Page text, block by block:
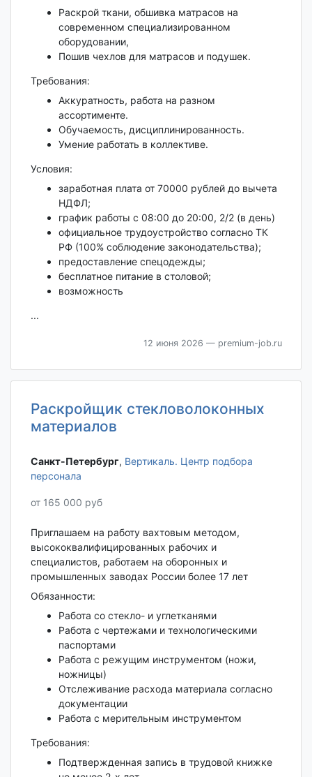
Раскрой ткани, обшивка матрасов на
современном специализированном
оборудовании,
Пошив чехлов для матрасов и подушек.
Требования:
Аккуратность, работа на разном
ассортименте.
Обучаемость, дисциплинированность.
Умение работать в коллективе.
Условия:
заработная плата от 70000 рублей до вычета
НДФЛ;
график работы с 08:00 до 20:00, 2/2 (в день)
официальное трудоустройство согласно ТК
РФ (100% соблюдение законодательства);
предоставление спецодежды;
бесплатное питание в столовой;
возможность
...
12 июня 2026 — premium-job.ru
Раскройщик стекловолоконных
материалов
Санкт-Петербург‎, Вертикаль. Центр подбора
персонала
от 165 000 руб
Приглашаем на работу вахтовым методом,
высококвалифицированных рабочих и
специалистов, работаем на оборонных и
промышленных заводах России более 17 лет
Обязанности:
Работа со стекло- и углетканями
Работа с чертежами и технологическими
паспортами
Работа с режущим инструментом (ножи,
ножницы)
Отслеживание расхода материала согласно
документации
Работа с мерительным инструментом
Требования:
Подтвержденная запись в трудовой книжке